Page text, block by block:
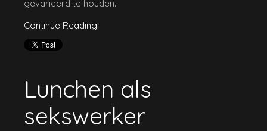
gevarieerd te houden.
Continue Reading
Lunchen als
sekswerker